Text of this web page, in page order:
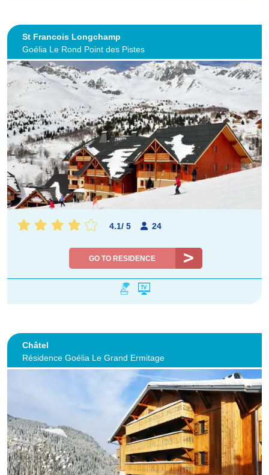
St Francois Longchamp
Goélia Le Rond Point des Pistes
4.1/ 5 24
GO TO RESIDENCE
Châtel
Résidence Goélia Le Grand Ermitage